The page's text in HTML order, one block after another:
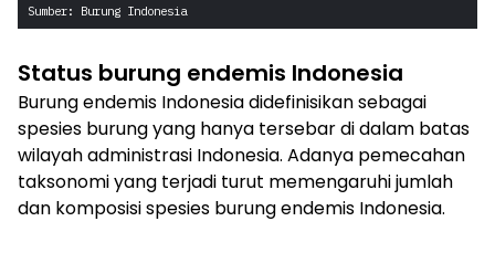
Status burung endemis Indonesia
Burung endemis Indonesia didefinisikan sebagai
spesies burung yang hanya tersebar di dalam batas
wilayah administrasi Indonesia. Adanya pemecahan
taksonomi yang terjadi turut memengaruhi jumlah
dan komposisi spesies burung endemis Indonesia.